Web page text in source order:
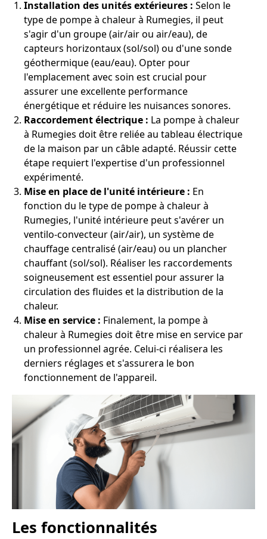
Installation des unités extérieures : Selon le
type de pompe à chaleur à Rumegies, il peut
s'agir d'un groupe (air/air ou air/eau), de
capteurs horizontaux (sol/sol) ou d'une sonde
géothermique (eau/eau). Opter pour
l'emplacement avec soin est crucial pour
assurer une excellente performance
énergétique et réduire les nuisances sonores.
Raccordement électrique : La pompe à chaleur
à Rumegies doit être reliée au tableau électrique
de la maison par un câble adapté. Réussir cette
étape requiert l'expertise d'un professionnel
expérimenté.
Mise en place de l'unité intérieure : En
fonction du le type de pompe à chaleur à
Rumegies, l'unité intérieure peut s'avérer un
ventilo-convecteur (air/air), un système de
chauffage centralisé (air/eau) ou un plancher
chauffant (sol/sol). Réaliser les raccordements
soigneusement est essentiel pour assurer la
circulation des fluides et la distribution de la
chaleur.
Mise en service : Finalement, la pompe à
chaleur à Rumegies doit être mise en service par
un professionnel agrée. Celui-ci réalisera les
derniers réglages et s'assurera le bon
fonctionnement de l'appareil.
Les fonctionnalités